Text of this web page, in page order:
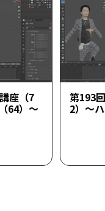
座（7
64）～
第193
2）～